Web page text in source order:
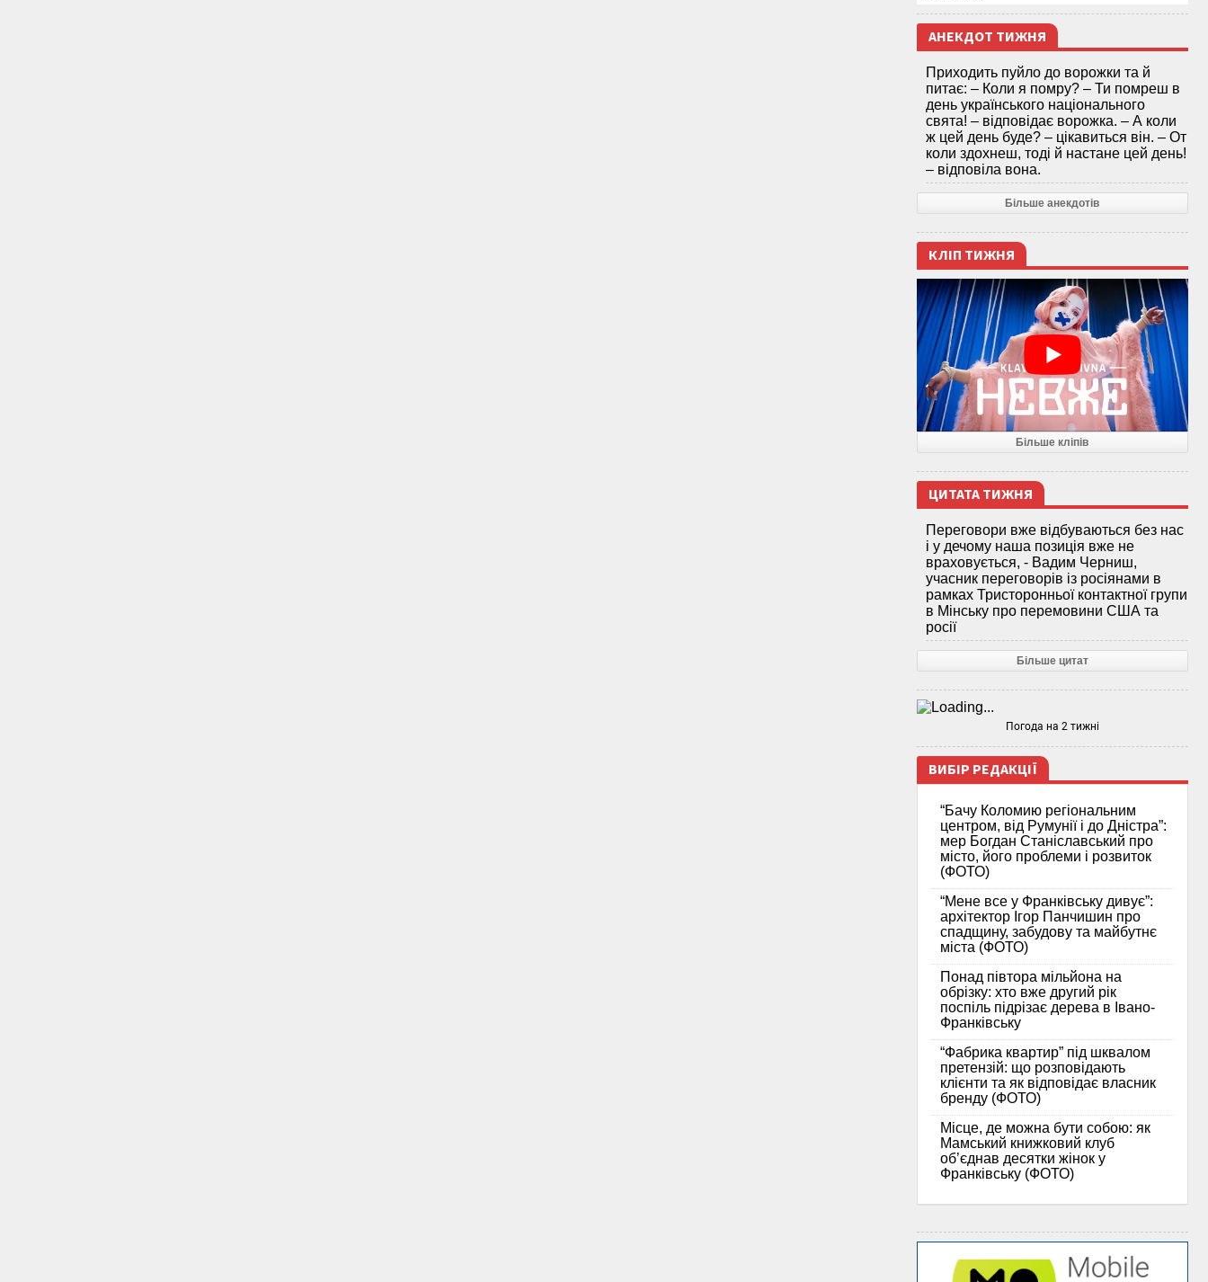
АНЕКДОТ ТИЖНЯ
Приходить пуйло до ворожки та й
питає: – Коли я помру? – Ти помреш в
день українського національного
свята! – відповідає ворожка. – А коли
ж цей день буде? – цікавиться він. – От
коли здохнеш, тоді й настане цей день!
– відповіла вона.
Більше анекдотів
КЛІП ТИЖНЯ
Більше кліпів
ЦИТАТА ТИЖНЯ
Переговори вже відбуваються без нас
і у дечому наша позиція вже не
враховується, - Вадим Черниш,
учасник переговорів із росіянами в
рамках Тристоронньої контактної групи
в Мінську про перемовини США та
росії
Більше цитат
Погода на 2 тижні
ВИБІР РЕДАКЦІЇ
“Бачу Коломию регіональним
центром, від Румунії і до Дністра”:
мер Богдан Станіславський про
місто, його проблеми і розвиток
(ФОТО)
“Мене все у Франківську дивує”:
архітектор Ігор Панчишин про
спадщину, забудову та майбутнє
міста (ФОТО)
Понад півтора мільйона на
обрізку: хто вже другий рік
поспіль підрізає дерева в Івано-
Франківську
“Фабрика квартир” під шквалом
претензій: що розповідають
клієнти та як відповідає власник
бренду (ФОТО)
Місце, де можна бути собою: як
Мамський книжковий клуб
об’єднав десятки жінок у
Франківську (ФОТО)